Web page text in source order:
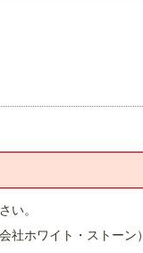
い。
社ホワイト・ストーン）